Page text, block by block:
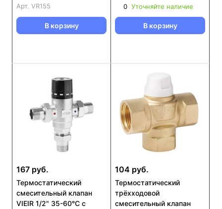
Арт. VR155
В корзину
0 Уточняйте наличие
В корзину
167 руб.
Термостатический
смесительный клапан
VIEIR 1/2" 35-60°С с
104 руб.
Термостатический
трёхходовой
смесительный клапан